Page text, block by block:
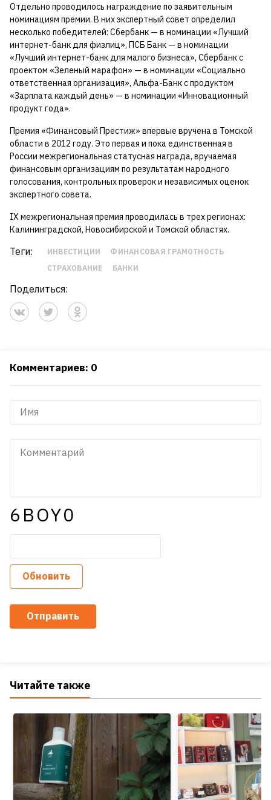
Отдельно проводилось награждение по заявительным
номинациям премии. В них экспертный совет определил
несколько победителей: Сбербанк — в номинации «Лучший
интернет-банк для физлиц», ПСБ Банк — в номинации
«Лучший интернет-банк для малого бизнеса», Сбербанк с
проектом «Зеленый марафон» — в номинации «Социально
ответственная организация», Альфа-Банк с продуктом
«Зарплата каждый день» — в номинации «Инновационный
продукт года».
Премия «Финансовый Престиж» впервые вручена в Томской
области в 2012 году. Это первая и пока единственная в
России межрегиональная статусная награда, вручаемая
финансовым организациям по результатам народного
голосования, контрольных проверок и независимых оценок
экспертного совета.
IX межрегиональная премия проводилась в трех регионах:
Калининградской, Новосибирской и Томской областях.
Теги: ИНВЕСТИЦИИ
ФИНАНСОВАЯ ГРАМОТНОСТЬ
СТРАХОВАНИЕ
БАНКИ
Поделиться:
Комментариев: 0
6BOY0
Обновить
Отправить
Читайте также